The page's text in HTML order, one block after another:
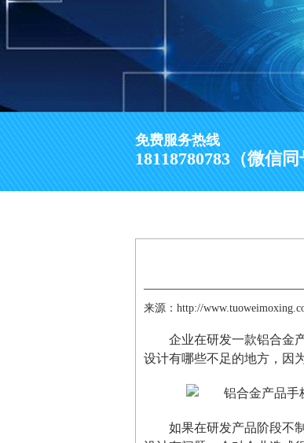
免费服务热线
18118780783（微信
来源：http://
企业在研发一款铝合金
设计有哪些不足的地方，因
如果在研发产品阶段不